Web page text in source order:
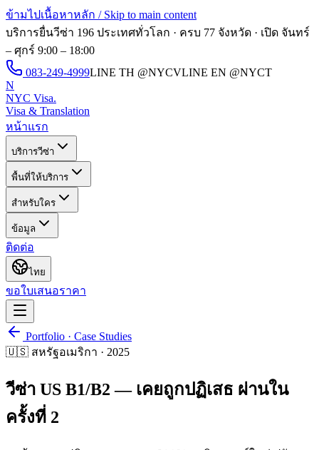
ข้ามไปเนื้อหาหลัก / Skip to main content
บริการยื่นวีซ่า 196 ประเทศทั่วโลก · ครบ 77 จังหวัด · เปิด จันทร์
– ศุกร์ 9:00 – 18:00
083-249-4999LINE TH @NYCVLINE EN @NYCT
N
NYC Visa.
Visa & Translation
หน้าแรก
บริการวีซ่า
พื้นที่ให้บริการ
สำหรับใคร
ข้อมูล
ติดต่อ
ไทย
ขอใบเสนอราคา
Portfolio · Case Studies
🇺🇸 สหรัฐอเมริกา · 2025
วีซ่า US B1/B2 — เคยถูกปฏิเสธ ผ่านใน
ครั้งที่ 2